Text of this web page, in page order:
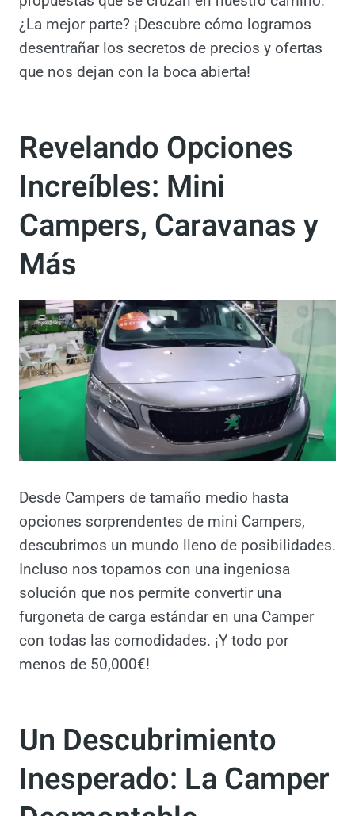
dejándonos sorprender por las propuestas
que se cruzan en nuestro camino. ¿La mejor
parte? ¡Descubre cómo logramos
Revelando Opciones
Increíbles: Mini
Campers, Caravanas y
Más
Desde Campers de tamaño medio hasta
opciones sorprendentes de mini Campers,
descubrimos un mundo lleno de
posibilidades. Incluso nos topamos con una
ingeniosa solución que nos permite convertir
una furgoneta de carga estándar en una
Un Descubrimiento